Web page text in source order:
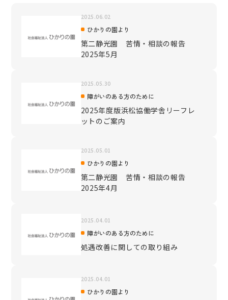
2025.06.02
ひかりの園より
第二静光園 苦情・相談の報告
2025年5月
2025.05.30
障がいのある方のために
2025年度版浜松協働学舎リーフレ
ットのご案内
2025.05.01
ひかりの園より
第二静光園 苦情・相談の報告
2025年4月
2025.04.01
障がいのある方のために
処遇改善に関しての取り組み
2025.04.01
ひかりの園より